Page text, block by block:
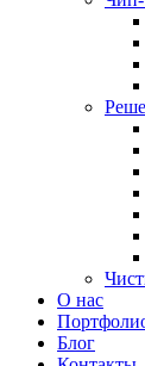
О нас
Блог